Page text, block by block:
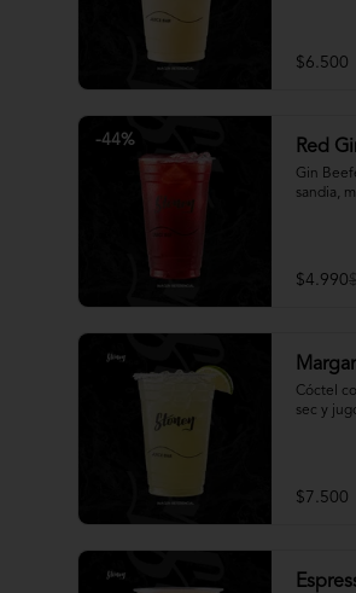
$6.500
-44% Red
Gin
sandia,
$4.990
Cóctel
sec y
$7.500